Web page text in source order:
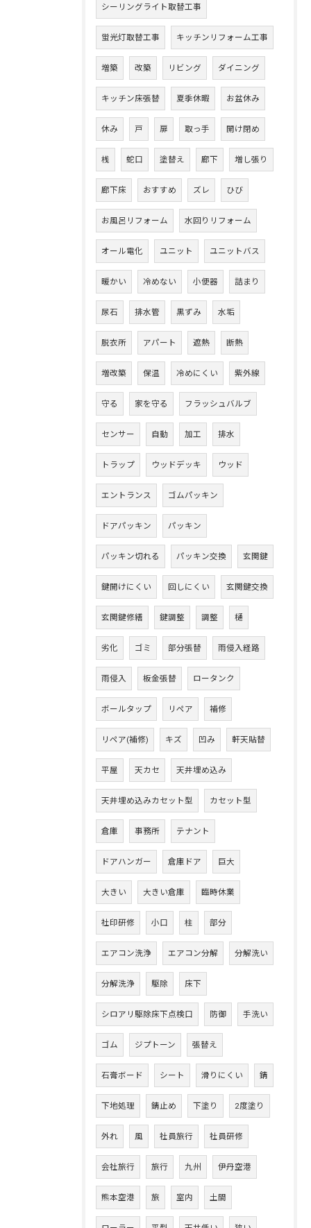
シーリングライト取替工事
蛍光灯取替工事 キッチンリフォーム工事
増築 改築 リビング ダイニング
キッチン床張替 夏季休暇 お盆休み
休み 戸 扉 取っ手 開け閉め
桟 蛇口 塗替え 廊下 増し張り
廊下床 おすすめ ズレ ひび
お風呂リフォーム 水回りリフォーム
オール電化 ユニット ユニットバス
暖かい 冷めない 小便器 詰まり
尿石 排水管 黒ずみ 水垢
脱衣所 アパート 遮熱 断熱
増改築 保温 冷めにくい 紫外線
守る 家を守る フラッシュバルブ
センサー 自動 加工 排水
トラップ ウッドデッキ ウッド
エントランス ゴムパッキン
ドアパッキン パッキン
パッキン切れる パッキン交換 玄関鍵
鍵開けにくい 回しにくい 玄関鍵交換
玄関鍵修繕 鍵調整 調整 樋
劣化 ゴミ 部分張替 雨侵入経路
雨侵入 板金張替 ロータンク
ボールタップ リペア 補修
リペア(補修) キズ 凹み 軒天貼替
平屋 天カセ 天井埋め込み
天井埋め込みカセット型 カセット型
倉庫 事務所 テナント
ドアハンガー 倉庫ドア 巨大
大きい 大きい倉庫 臨時休業
社印研修 小口 柱 部分
エアコン洗浄 エアコン分解 分解洗い
分解洗浄 駆除 床下
シロアリ駆除床下点検口 防御 手洗い
ゴム ジプトーン 張替え
石膏ボード シート 滑りにくい 錆
下地処理 錆止め 下塗り 2度塗り
外れ 風 社員旅行 社員研修
会社旅行 旅行 九州 伊丹空港
熊本空港 旅 室内 土間